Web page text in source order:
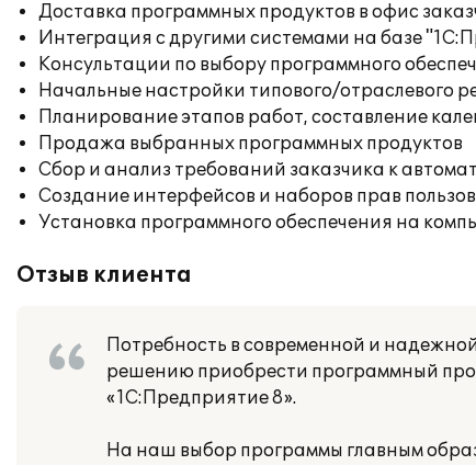
Доставка программных продуктов в офис
Интеграция с другими системами на базе
Консультации по выбору программного
Начальные настройки типового/отраслевого
Планирование этапов работ, составление
Продажа выбранных программных продуктов
Сбор и анализ требований заказчика к
Создание интерфейсов и наборов прав
Установка программного обеспечения на
Отзыв клиента
Потребность в современной и
решению приобрести программный
«1С:Предприятие 8».
На наш выбор программы главным